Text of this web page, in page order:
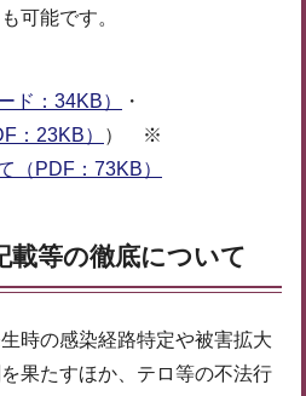
可能です。
ド：34KB）
・
：23KB）
） ※
（PDF：73KB）
載等の徹底について
時の感染経路特定や被害拡大
果たすほか、テロ等の不法行